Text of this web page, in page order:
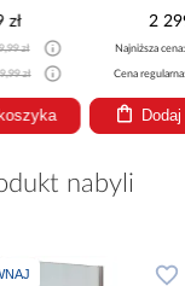
zł
zł
zł
2
Najniższa
Cena
nabyli